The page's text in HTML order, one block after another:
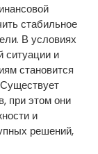
стабильное
В условиях
ситуации и
становится
при этом они
и
решений,